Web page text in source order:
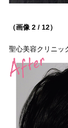
（画像 2 / 12）
聖心美容クリニッ